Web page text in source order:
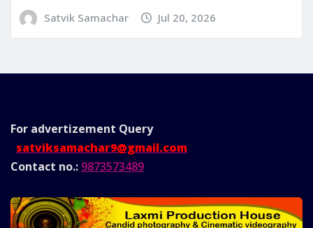
Satvik Samachar Jul 20, 2026
For advertizement Query
satviksamachar9@gmail.com
Contact no.: 9873573489